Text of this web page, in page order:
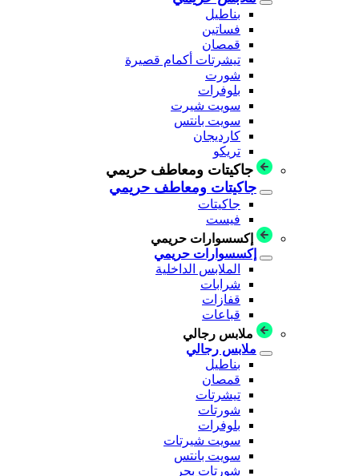
بناطيل
فساتين
قمصان
تيشرتات أكمام قصيرة
شورت
بلوفرات
سويت شيرت
سويت بانتس
كارديجان
تريكو
جاكيتات ومعاطف حريمي
جاكيتات ومعاطف حريمي
جاكيتات
فيست
إكسسوارات حريمي
إكسسوارات حريمي
الملابس الداخلية
شرابات
قفازات
قباعات
ملابس رجالي
ملابس رجالي
بناطيل
قمصان
تيشرتات
شورتات
بلوفرات
سويت شيرتات
سويت بانتس
شورتات بحر